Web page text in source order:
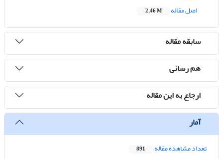
اصل مقاله
2.46 M
سابقه مقاله
هم رسانی
ارجاع به این مقاله
آمار
تعداد مشاهده مقاله 891